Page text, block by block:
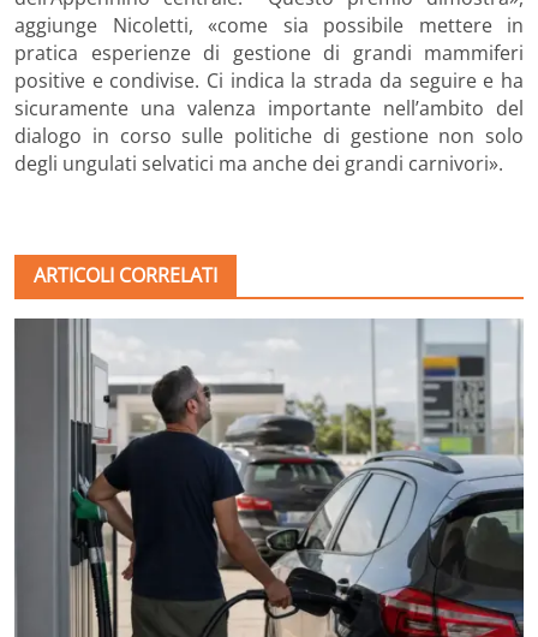
aggiunge Nicoletti, «come sia possibile mettere in
pratica esperienze di gestione di grandi mammiferi
positive e condivise. Ci indica la strada da seguire e ha
sicuramente una valenza importante nell’ambito del
dialogo in corso sulle politiche di gestione non solo
degli ungulati selvatici ma anche dei grandi carnivori».
ARTICOLI CORRELATI